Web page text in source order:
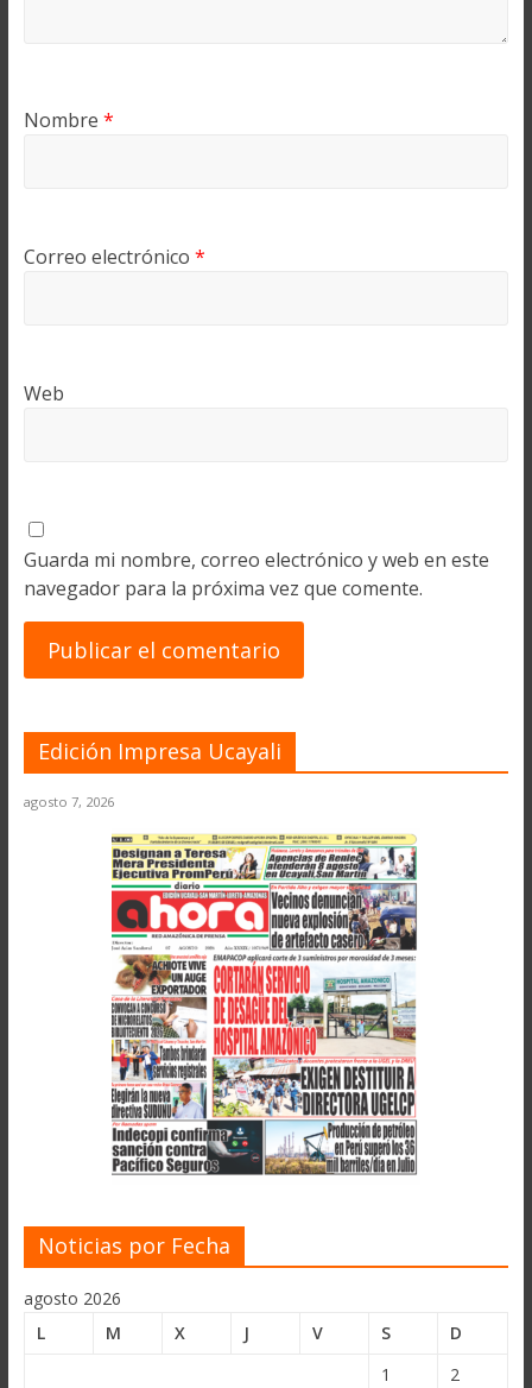
Nombre *
Correo electrónico *
Web
Guarda mi nombre, correo electrónico y web en este
navegador para la próxima vez que comente.
Edición Impresa Ucayali
agosto 7, 2026
Noticias por Fecha
agosto 2026
L
M X J V S
D
1
2